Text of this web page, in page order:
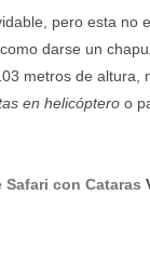
pero esta
, como darse un
metros de
en helicóptero o
Safari con Cataras